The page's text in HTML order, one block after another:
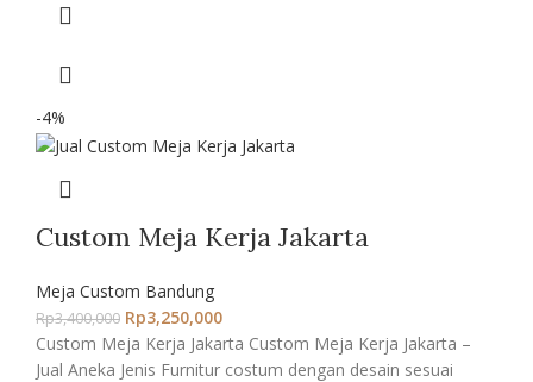
-4%
Custom Meja Kerja Jakarta
Meja Custom Bandung
Rp3,400,000 Rp3,250,000
Custom Meja Kerja Jakarta Custom Meja Kerja Jakarta –
Jual Aneka Jenis Furnitur costum dengan desain sesuai